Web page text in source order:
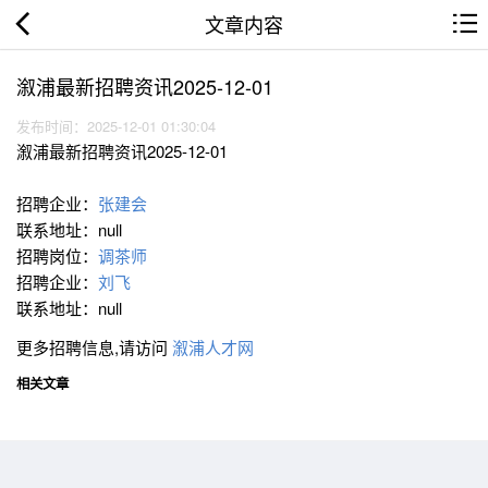
文章内容
溆浦最新招聘资讯2025-12-01
发布时间：2025-12-01 01:30:04
溆浦最新招聘资讯2025-12-01
招聘企业： 张建会
联系地址：null
招聘岗位： 调茶师
招聘企业： 刘飞
联系地址：null
更多招聘信息,请访问 溆浦人才网
相关文章